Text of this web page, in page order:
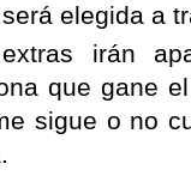
elegida a
irán
que gane
sigue o no